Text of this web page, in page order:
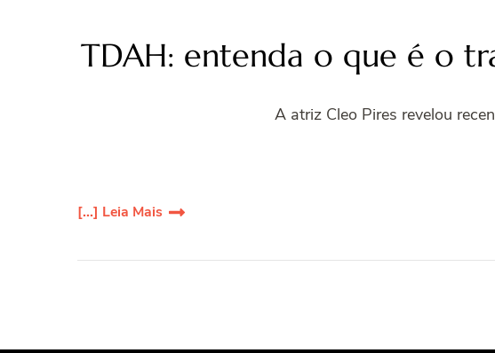
TDAH: entenda o que é o
A atriz Cleo Pires revelou
[...] Leia Mais